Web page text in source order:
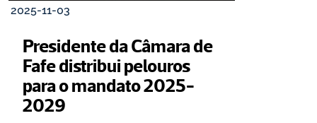
2025-11-03
Presidente da Câmara de
Fafe distribui pelouros
para o mandato 2025-
2029